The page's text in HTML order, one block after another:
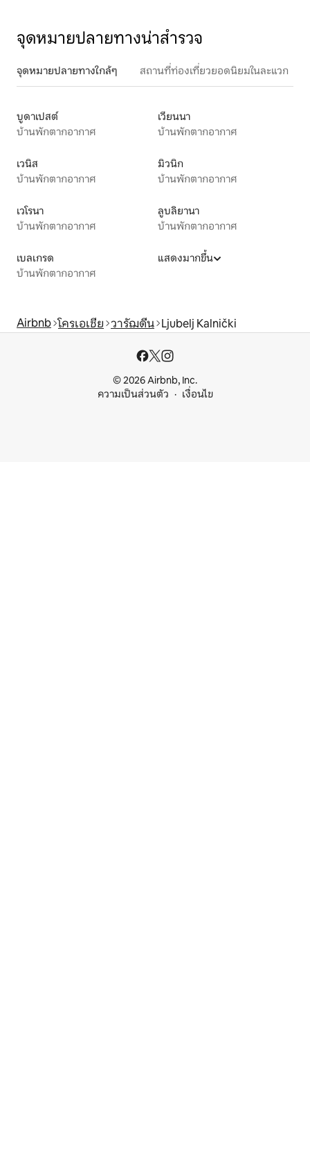
จุดหมายปลายทางน่าสำรวจ
จุดหมายปลายทางใกล้ๆ สถานที่ท่องเที่ยวยอดนิยมในละแวก
บูดาเปสต์
บ้านพักตากอากาศ
เวียนนา
บ้านพักตากอากาศ
เวนิส
บ้านพักตากอากาศ
มิวนิก
บ้านพักตากอากาศ
เวโรนา
บ้านพักตากอากาศ
ลูบลิยานา
บ้านพักตากอากาศ
เบลเกรด
บ้านพักตากอากาศ
แสดงมากขึ้น
Airbnb โครเอเชีย วารัฌดีน Ljubelj Kalnički
© 2026 Airbnb, Inc.
ความเป็นส่วนตัว
เงื่อนไข